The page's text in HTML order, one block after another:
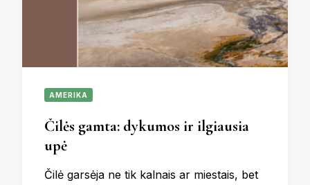
AMERIKA
Čilės gamta: dykumos ir ilgiausia
upė
Čilė garsėja ne tik kalnais ar miestais, bet